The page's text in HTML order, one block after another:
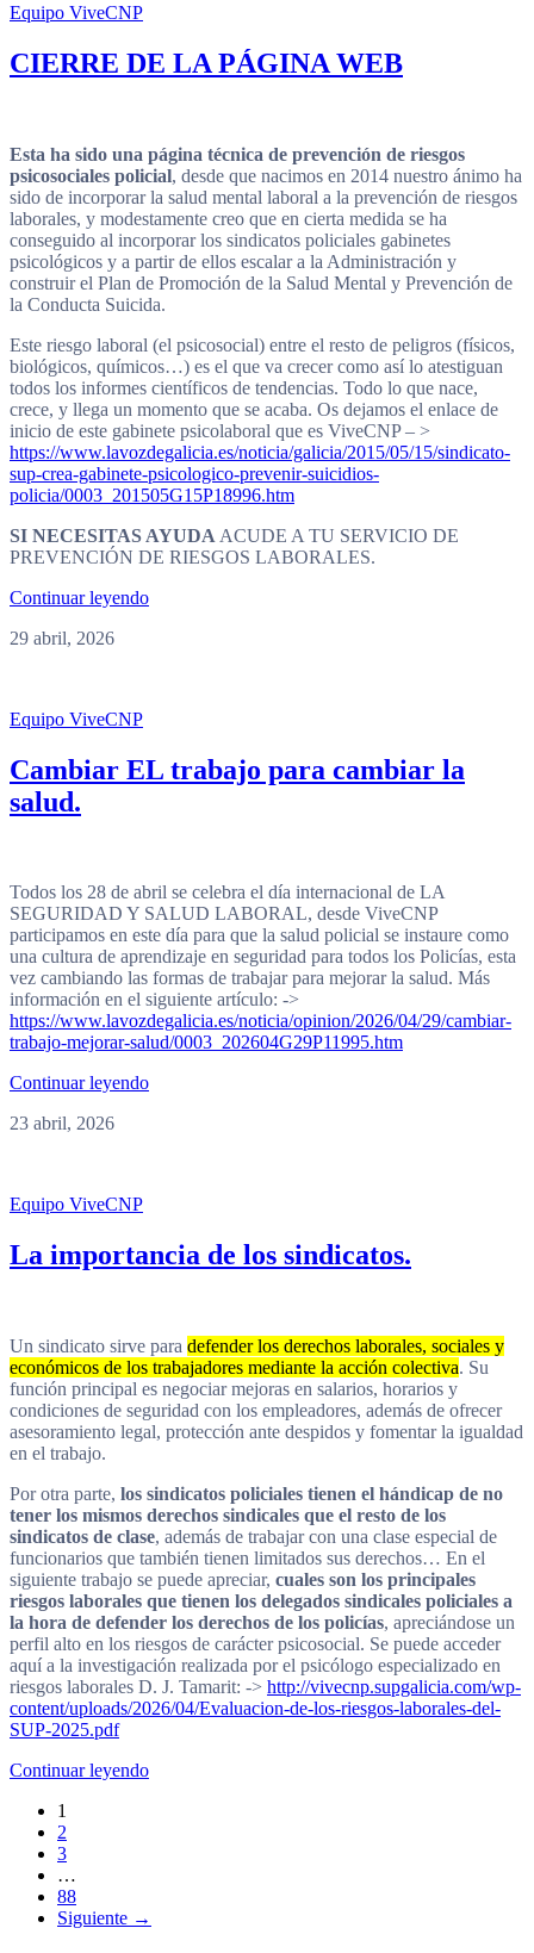
Equipo ViveCNP
CIERRE DE LA PÁGINA WEB
Esta ha sido una página técnica de prevención de riesgos
psicosociales policial, desde que nacimos en 2014 nuestro ánimo ha
sido de incorporar la salud mental laboral a la prevención de riesgos
laborales, y modestamente creo que en cierta medida se ha
conseguido al incorporar los sindicatos policiales gabinetes
psicológicos y a partir de ellos escalar a la Administración y
construir el Plan de Promoción de la Salud Mental y Prevención de
la Conducta Suicida.
Este riesgo laboral (el psicosocial) entre el resto de peligros (físicos,
biológicos, químicos…) es el que va crecer como así lo atestiguan
todos los informes científicos de tendencias. Todo lo que nace,
crece, y llega un momento que se acaba. Os dejamos el enlace de
inicio de este gabinete psicolaboral que es ViveCNP – >
https://www.lavozdegalicia.es/noticia/galicia/2015/05/15/sindicato-
sup-crea-gabinete-psicologico-prevenir-suicidios-
policia/0003_201505G15P18996.htm
SI NECESITAS AYUDA ACUDE A TU SERVICIO DE
PREVENCIÓN DE RIESGOS LABORALES.
Continuar leyendo
29 abril, 2026
Equipo ViveCNP
Cambiar EL trabajo para cambiar la
salud.
Todos los 28 de abril se celebra el día internacional de LA
SEGURIDAD Y SALUD LABORAL, desde ViveCNP
participamos en este día para que la salud policial se instaure como
una cultura de aprendizaje en seguridad para todos los Policías, esta
vez cambiando las formas de trabajar para mejorar la salud. Más
información en el siguiente artículo: ->
https://www.lavozdegalicia.es/noticia/opinion/2026/04/29/cambiar-
trabajo-mejorar-salud/0003_202604G29P11995.htm
Continuar leyendo
23 abril, 2026
Equipo ViveCNP
La importancia de los sindicatos.
Un sindicato sirve para defender los derechos laborales, sociales y
económicos de los trabajadores mediante la acción colectiva. Su
función principal es negociar mejoras en salarios, horarios y
condiciones de seguridad con los empleadores, además de ofrecer
asesoramiento legal, protección ante despidos y fomentar la igualdad
en el trabajo.
Por otra parte, los sindicatos policiales tienen el hándicap de no
tener los mismos derechos sindicales que el resto de los
sindicatos de clase, además de trabajar con una clase especial de
funcionarios que también tienen limitados sus derechos… En el
siguiente trabajo se puede apreciar, cuales son los principales
riesgos laborales que tienen los delegados sindicales policiales a
la hora de defender los derechos de los policías, apreciándose un
perfil alto en los riesgos de carácter psicosocial. Se puede acceder
aquí a la investigación realizada por el psicólogo especializado en
riesgos laborales D. J. Tamarit: -> http://vivecnp.supgalicia.com/wp-
content/uploads/2026/04/Evaluacion-de-los-riesgos-laborales-del-
SUP-2025.pdf
Continuar leyendo
1
2
3
…
88
Siguiente →